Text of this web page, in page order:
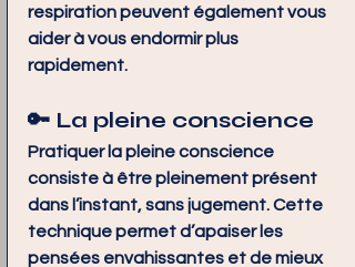
respiration peuvent également vous
aider à vous endormir plus
rapidement.
🔑 La pleine conscience
Pratiquer la pleine conscience
consiste à être pleinement présent
dans l’instant, sans jugement. Cette
technique permet d’apaiser les
pensées envahissantes et de mieux